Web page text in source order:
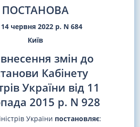
ПОСТАНОВА
14 червня 2022 р. N 684
Київ
змін до
Кабінету
України від 11
2015 р. N 928
України постановляє: